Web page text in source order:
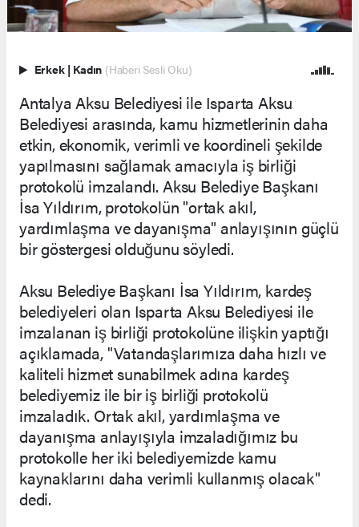
Erkek | Kadın (Haberi Sesli Oku)
Antalya Aksu Belediyesi ile Isparta Aksu
Belediyesi arasında, kamu hizmetlerinin daha
etkin, ekonomik, verimli ve koordineli şekilde
yapılmasını sağlamak amacıyla iş birliği
protokolü imzalandı. Aksu Belediye Başkanı
İsa Yıldırım, protokolün "ortak akıl,
yardımlaşma ve dayanışma" anlayışının güçlü
bir göstergesi olduğunu söyledi.
Aksu Belediye Başkanı İsa Yıldırım, kardeş
belediyeleri olan Isparta Aksu Belediyesi ile
imzalanan iş birliği protokolüne ilişkin yaptığı
açıklamada, "Vatandaşlarımıza daha hızlı ve
kaliteli hizmet sunabilmek adına kardeş
belediyemiz ile bir iş birliği protokolü
imzaladık. Ortak akıl, yardımlaşma ve
dayanışma anlayışıyla imzaladığımız bu
protokolle her iki belediyemizde kamu
kaynaklarını daha verimli kullanmış olacak"
dedi.